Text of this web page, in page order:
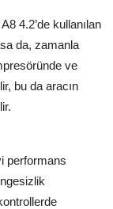
4.2’de kullanılan
da, zamanla
ve
bu da aracın
performans